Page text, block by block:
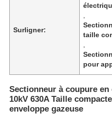
Surligner:
taille
pour
Sectionneur à coupure
10kV 630A Taille
enveloppe gazeuse